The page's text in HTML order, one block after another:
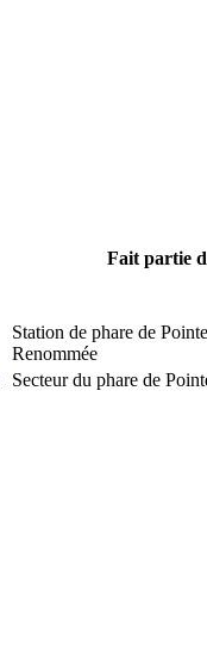
Fait partie
Station de phare de
Renommée
Secteur du phare de